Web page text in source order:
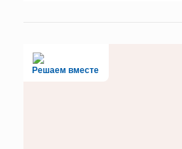
Решаем вместе